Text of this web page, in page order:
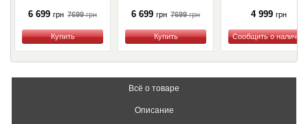
6 699 грн 7699грн
Купить
6 699 грн 7699грн
Купить
4 999 грн
Купить
Всё о товаре
Описание